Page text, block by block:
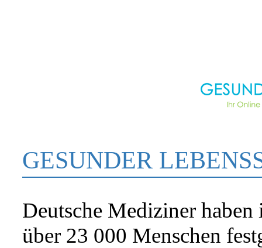
GESUNDER
Deutsche Mediziner
über 23 000 Menschen